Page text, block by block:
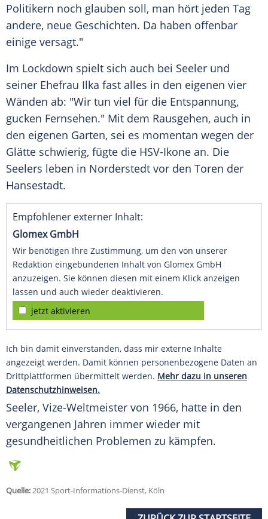
Politikern noch glauben soll, man hört jeden Tag
andere, neue Geschichten. Da haben offenbar
einige versagt."
Im Lockdown spielt sich auch bei Seeler und
seiner Ehefrau Ilka fast alles in den eigenen vier
Wänden ab: "Wir tun viel für die Entspannung,
gucken Fernsehen." Mit dem Rausgehen, auch in
den eigenen Garten, sei es momentan wegen der
Glätte schwierig, fügte die HSV-Ikone an. Die
Seelers leben in Norderstedt vor den Toren der
Hansestadt.
Empfohlener externer Inhalt:
Glomex GmbH
Wir benötigen Ihre Zustimmung, um den von unserer
Redaktion eingebundenen Inhalt von Glomex GmbH
anzuzeigen. Sie können diesen mit einem Klick anzeigen
lassen und auch wieder deaktivieren.
jetzt aktivieren
Ich bin damit einverstanden, dass mir externe Inhalte
angezeigt werden. Damit können personenbezogene Daten an
Drittplattformen übermittelt werden. Mehr dazu in unseren
Datenschutzhinweisen.
Seeler, Vize-Weltmeister von 1966, hatte in den
vergangenen Jahren immer wieder mit
gesundheitlichen Problemen zu kämpfen.
Quelle:2021 Sport-Informations-Dienst, Köln